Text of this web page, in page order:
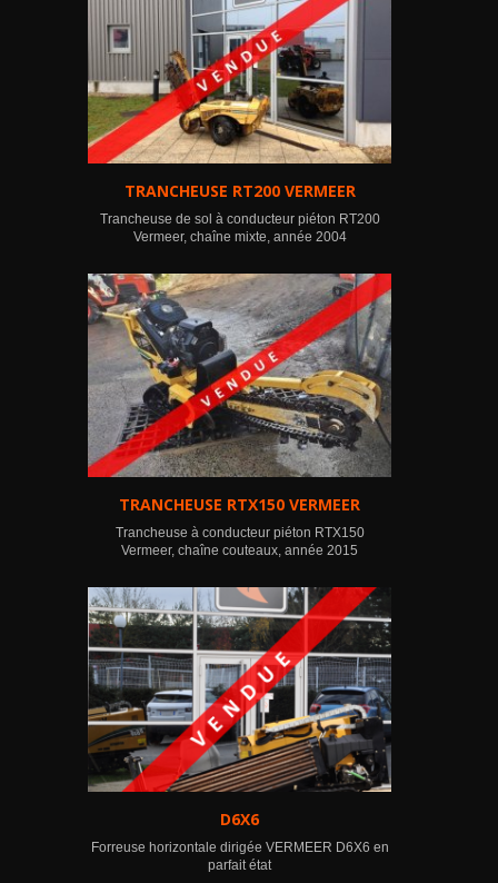
TRANCHEUSE RT200 VERMEER
Trancheuse de sol à conducteur piéton RT200
Vermeer, chaîne mixte, année 2004
TRANCHEUSE RTX150 VERMEER
Trancheuse à conducteur piéton RTX150
Vermeer, chaîne couteaux, année 2015
D6X6
Forreuse horizontale dirigée VERMEER D6X6 en
parfait état